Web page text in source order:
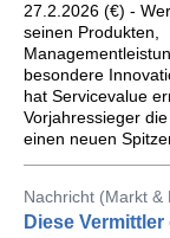
27.2.2026 (€) -
seinen Produkten,
besondere
hat Servicevalue
Vorjahressieger
einen neuen
Nachricht (Markt &
Diese